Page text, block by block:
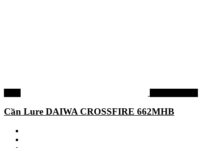
Cần Lure DAIWA CROSSFIRE 662MHB